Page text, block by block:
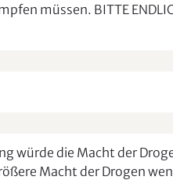
müssen. BITTE
würde die Macht der
Macht der Drogen